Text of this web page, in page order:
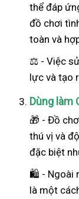
thể đáp
đồ chơi
toàn và
⚖️ - Việc
lực và tạo
Dùng làm
🎁 - Đồ
thú vị và
đặc biệt
🛍️ - Ngoài
là một